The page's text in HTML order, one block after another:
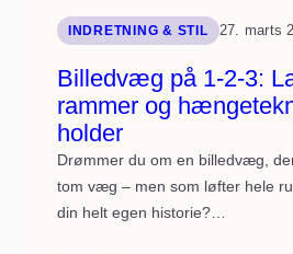
INDRETNING & STIL 27. marts
Billedvæg på 1-2-3:
rammer og
holder
Drømmer du om en billedvæg,
tom væg – men som løfter hele
din helt egen historie?…